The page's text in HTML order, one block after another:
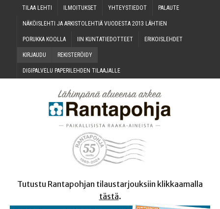
TILAA LEH­TI ILMOI­TUK­SET YHTEYS­TIE­DOT PALAU­TE
NÄKÖIS­LEH­TI JA ARKIS­TO­LEH­TIÄ VUO­DES­TA 2013 LÄHTIEN
PORUK­KA KOOLLA IIN KUN­TA­TIE­DOT­TEET ERI­KOIS­LEH­DET
KIR­JAU­DU REKIS­TE­RÖI­DY
DIGI­PAL­VE­LU PAPE­RI­LEH­DEN TILAAJALLE
Tutustu Rantapohjan tilaustarjouksiin klikkaamalla
tästä.